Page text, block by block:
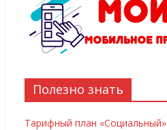
Полезно знать
Тарифный план